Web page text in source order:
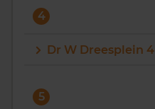
4
Dr W Dreesplein 4
5